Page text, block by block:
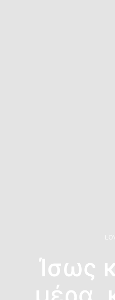
Ίσως